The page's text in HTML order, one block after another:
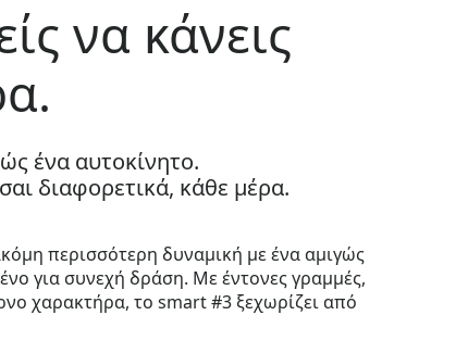
να κάνεις
ένα αυτοκίνητο.
διαφορετικά, κάθε μέρα.
περισσότερη δυναμική με ένα αμιγώς
για συνεχή δράση. Με έντονες γραμμές,
χαρακτήρα, το smart #3 ξεχωρίζει από